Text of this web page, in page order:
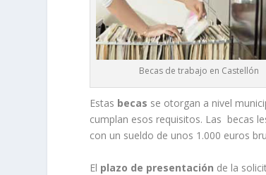
Becas de trabajo en Castellón
Estas becas se otorgan a nivel
cumplan esos requisitos. Las becas
con un sueldo de unos 1.000 euros
El plazo de presentación de la